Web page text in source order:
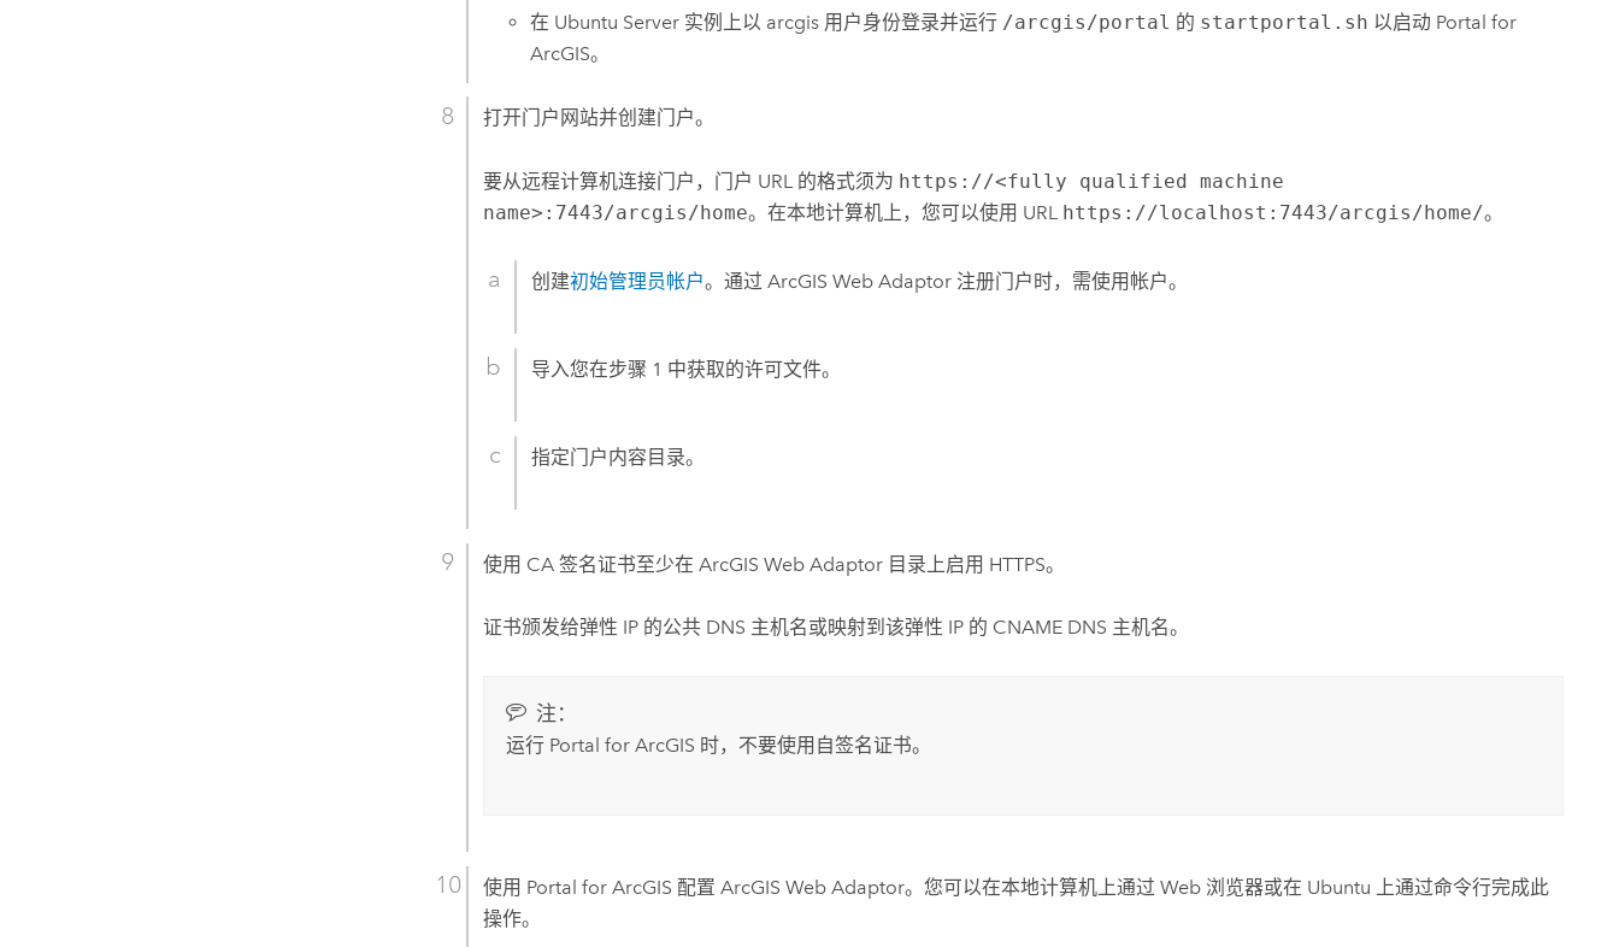
在 Ubuntu Server实例上以 arcgis 用户身份登录并运行 /arcgis/portal 的 startportal.sh 以启动 Portal for
ArcGIS。
打开门户网站并创建门户。
要从远程计算机连接门户，门户 URL 的格式须为 https://<fully qualified machine
name>:7443/arcgis/home。在本地计算机上，您可以使用 URL https://localhost:7443/arcgis/home/。
创建初始管理员帐户。通过 ArcGIS Web Adaptor注册门户时，需使用帐户。
导入您在步骤 1 中获取的许可文件。
指定门户内容目录。
使用 CA 签名证书至少在ArcGIS Web Adaptor 目录上启用 HTTPS。
证书颁发给弹性 IP 的公共 DNS 主机名或映射到该弹性 IP 的 CNAME DNS 主机名。
注：
运行 Portal for ArcGIS 时，不要使用自签名证书。
使用 Portal for ArcGIS 配置ArcGIS Web Adaptor。您可以在本地计算机上通过 Web 浏览器或在 Ubuntu 上通过命令行完成此
操作。